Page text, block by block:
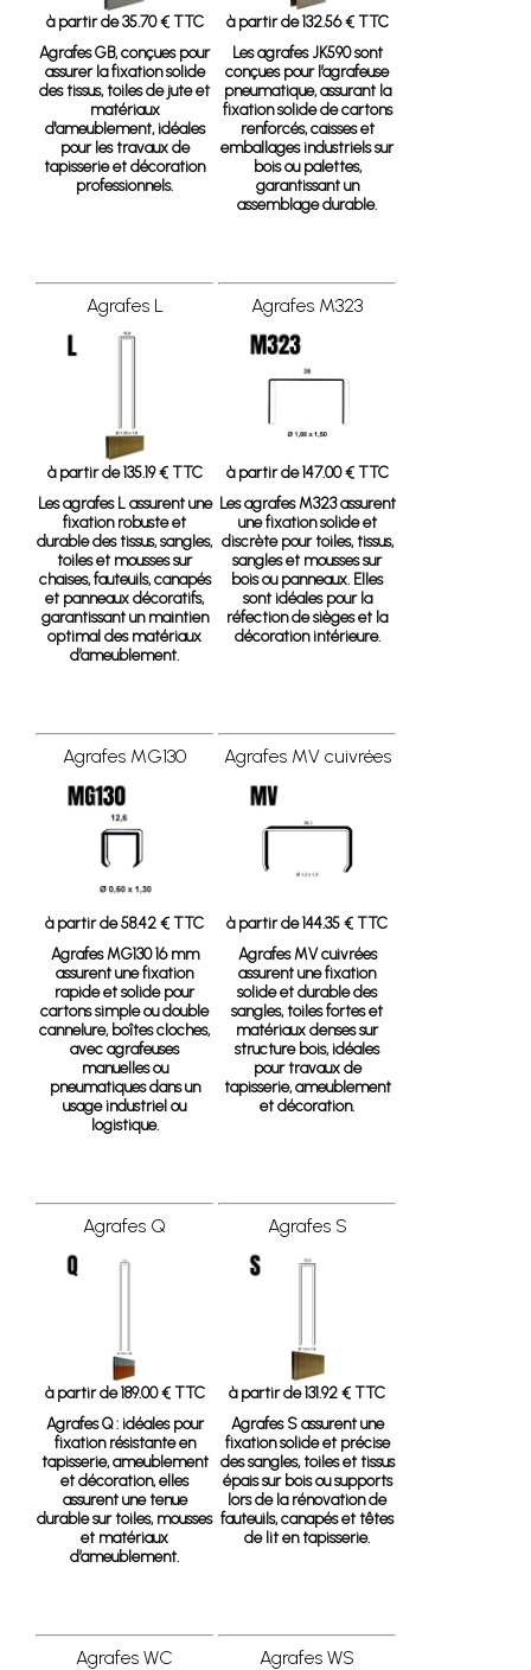
à partir de 35.70 € TTC
Agrafes GB, conçues pour
assurer la fixation solide
des tissus, toiles de jute et
matériaux
d'ameublement, idéales
pour les travaux de
tapisserie et décoration
professionnels.
à partir de 132.56 € TTC
Les agrafes JK590 sont
conçues pour l’agrafeuse
pneumatique, assurant la
fixation solide de cartons
renforcés, caisses et
emballages industriels sur
bois ou palettes,
garantissant un
assemblage durable.
Agrafes L
à partir de 135.19 € TTC
Les agrafes L assurent une
fixation robuste et
durable des tissus, sangles,
toiles et mousses sur
chaises, fauteuils, canapés
et panneaux décoratifs,
garantissant un maintien
optimal des matériaux
d’ameublement.
Agrafes M323
à partir de 147.00 € TTC
Les agrafes M323 assurent
une fixation solide et
discrète pour toiles, tissus,
sangles et mousses sur
bois ou panneaux. Elles
sont idéales pour la
réfection de sièges et la
décoration intérieure.
Agrafes MG130
à partir de 58.42 € TTC
Agrafes MG130 16 mm
assurent une fixation
rapide et solide pour
cartons simple ou double
cannelure, boîtes cloches,
avec agrafeuses
manuelles ou
pneumatiques dans un
usage industriel ou
logistique.
Agrafes MV cuivrées
à partir de 144.35 € TTC
Agrafes MV cuivrées
assurent une fixation
solide et durable des
sangles, toiles fortes et
matériaux denses sur
structure bois, idéales
pour travaux de
tapisserie, ameublement
et décoration.
Agrafes Q
à partir de 189.00 € TTC
Agrafes Q: idéales pour
fixation résistante en
tapisserie, ameublement
et décoration, elles
assurent une tenue
durable sur toiles, mousses
et matériaux
d’ameublement.
Agrafes S
à partir de 131.92 € TTC
Agrafes Sassurent une
fixation solide et précise
des sangles, toiles et tissus
épais sur bois ou supports
lors de la rénovation de
fauteuils, canapés et têtes
de lit en tapisserie.
Agrafes WC Agrafes WS